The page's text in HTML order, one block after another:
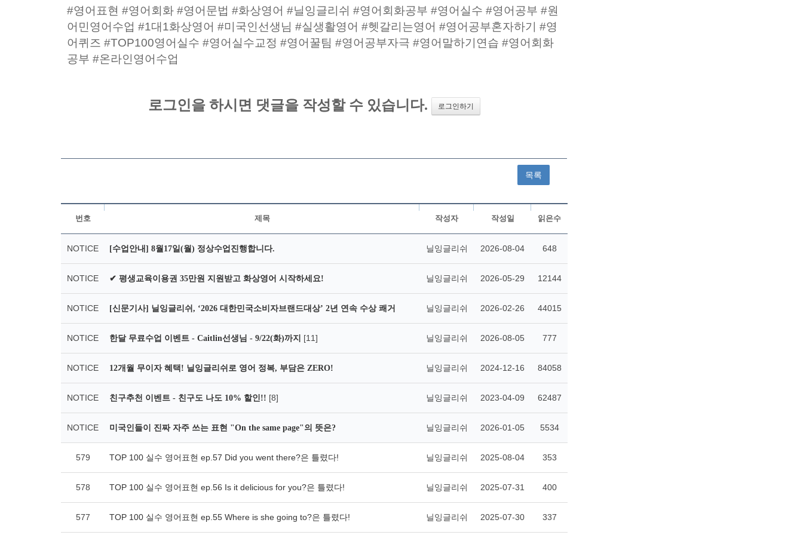
#영어표현 #영어회화 #영어문법 #화상영어 #닐잉글리쉬 #영어회화공부 #영어실수 #영어공부 #원
어민영어수업 #1대1화상영어 #미국인선생님 #실생활영어 #헷갈리는영어 #영어공부혼자하기 #영
어퀴즈 #TOP100영어실수 #영어실수교정 #영어꿀팀 #영어공부자극 #영어말하기연습 #영어회화
공부 #온라인영어수업
목록